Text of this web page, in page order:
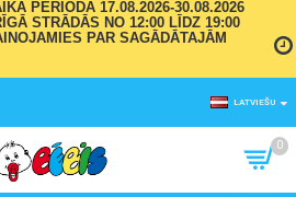
PERIODĀ 17.08.2026-30.08.2026
STRĀDĀS NO 12:00 LĪDZ 19:00
PAR SAGĀDĀTAJĀM
LATVIEŠU
0